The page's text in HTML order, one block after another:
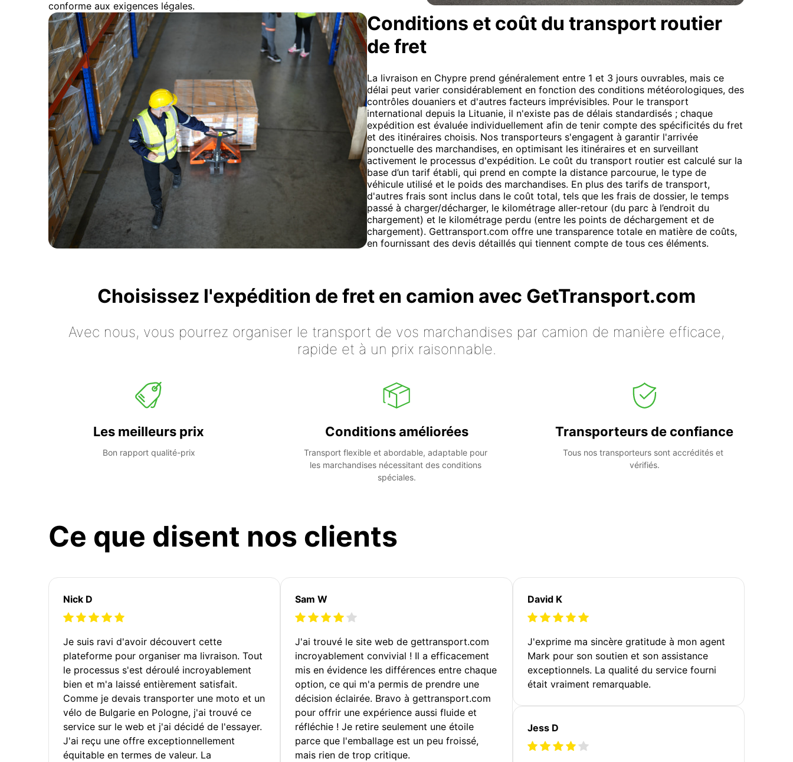
conforme aux exigences légales.
Conditions et coût du transport routier
de fret
La livraison en Chypre prend généralement entre 1 et 3 jours ouvrables, mais ce
délai peut varier considérablement en fonction des conditions météorologiques, des
contrôles douaniers et d'autres facteurs imprévisibles. Pour le transport
international depuis la Lituanie, il n'existe pas de délais standardisés ; chaque
expédition est évaluée individuellement afin de tenir compte des spécificités du fret
et des itinéraires choisis. Nos transporteurs s'engagent à garantir l'arrivée
ponctuelle des marchandises, en optimisant les itinéraires et en surveillant
activement le processus d'expédition. Le coût du transport routier est calculé sur la
base d’un tarif établi, qui prend en compte la distance parcourue, le type de
véhicule utilisé et le poids des marchandises. En plus des tarifs de transport,
d'autres frais sont inclus dans le coût total, tels que les frais de dossier, le temps
passé à charger/décharger, le kilométrage aller-retour (du parc à l’endroit du
chargement) et le kilométrage perdu (entre les points de déchargement et de
chargement). Gettransport.com offre une transparence totale en matière de coûts,
en fournissant des devis détaillés qui tiennent compte de tous ces éléments.
Choisissez l'expédition de fret en camion avec GetTransport.com
Avec nous, vous pourrez organiser le transport de vos marchandises par camion de manière efficace,
rapide et à un prix raisonnable.
Les meilleurs prix
Bon rapport qualité-prix
Conditions améliorées
Transport flexible et abordable, adaptable pour
les marchandises nécessitant des conditions
spéciales.
Transporteurs de confiance
Tous nos transporteurs sont accrédités et
vérifiés.
Ce que disent nos clients
Nick D
Je suis ravi d'avoir découvert cette
plateforme pour organiser ma livraison. Tout
le processus s'est déroulé incroyablement
bien et m'a laissé entièrement satisfait.
Comme je devais transporter une moto et un
vélo de Bulgarie en Pologne, j'ai trouvé ce
service sur le web et j'ai décidé de l'essayer.
J'ai reçu une offre exceptionnellement
équitable en termes de valeur. La
Sam W
J'ai trouvé le site web de gettransport.com
incroyablement convivial ! Il a efficacement
mis en évidence les différences entre chaque
option, ce qui m'a permis de prendre une
décision éclairée. Bravo à gettransport.com
pour offrir une expérience aussi fluide et
réfléchie ! Je retire seulement une étoile
parce que l'emballage est un peu froissé,
mais rien de trop critique.
David K
J'exprime ma sincère gratitude à mon agent
Mark pour son soutien et son assistance
exceptionnels. La qualité du service fourni
était vraiment remarquable.
Jess D